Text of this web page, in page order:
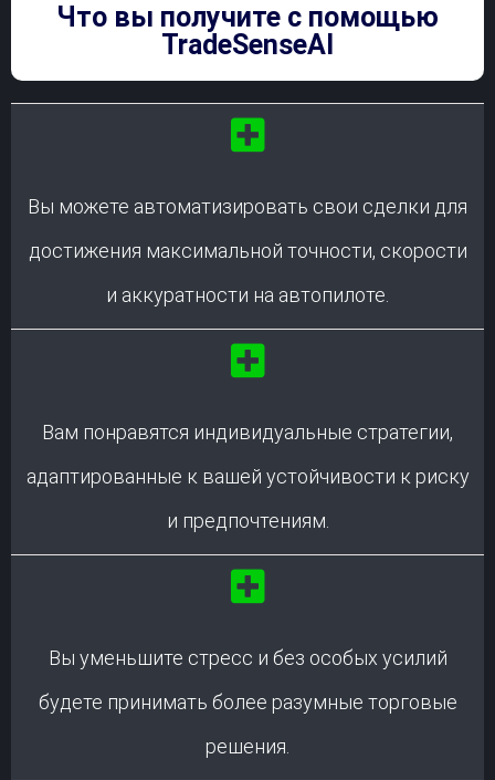
Что вы получите с помощью
TradeSenseAI
Вы можете автоматизировать свои сделки для
достижения максимальной точности, скорости
и аккуратности на автопилоте.
Вам понравятся индивидуальные стратегии,
адаптированные к вашей устойчивости к риску
и предпочтениям.
Вы уменьшите стресс и без особых усилий
будете принимать более разумные торговые
решения.